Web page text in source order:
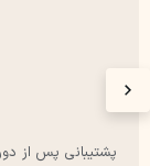
این دوره شامل